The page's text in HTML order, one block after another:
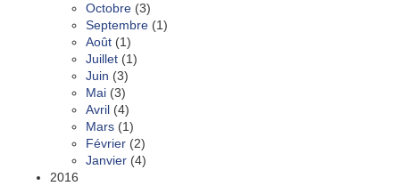
Octobre (3)
Septembre (1)
Août (1)
Juillet (1)
Juin (3)
Mai (3)
Avril (4)
Mars (1)
Février (2)
Janvier (4)
2016